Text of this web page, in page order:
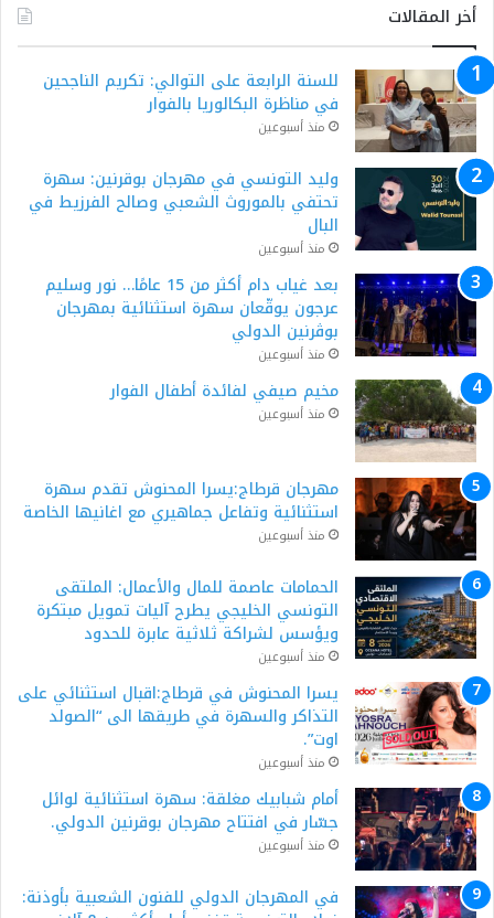
أخر المقالات
للسنة الرابعة على التوالي: تكريم الناجحين
في مناظرة البكالوريا بالفوار
منذ أسبوعين
وليد التونسي في مهرجان بوقرنين: سهرة
تحتفي بالموروث الشعبي وصالح الفرزيط في
البال
منذ أسبوعين
بعد غياب دام أكثر من 15 عامًا… نور وسليم
عرجون يوقّعان سهرة استثنائية بمهرجان
بوڨرنين الدولي
منذ أسبوعين
مخيم صيفي لفائدة أطفال الفوار
منذ أسبوعين
مهرجان قرطاج:يسرا المحنوش تقدم سهرة
استثنائية وتفاعل جماهيري مع اغانيها الخاصة
منذ أسبوعين
الحمامات عاصمة للمال والأعمال: الملتقى
التونسي الخليجي يطرح آليات تمويل مبتكرة
ويؤسس لشراكة ثلاثية عابرة للحدود
منذ أسبوعين
يسرا المحنوش في قرطاج:اقبال استثنائي على
التذاكر والسهرة في طريقها الى “الصولد
اوت”.
منذ أسبوعين
أمام شبابيك مغلقة: سهرة استثنائية لوائل
جسّار في افتتاح مهرجان بوقرنين الدولي.
منذ أسبوعين
في المهرجان الدولي للفنون الشعبية بأوذنة: